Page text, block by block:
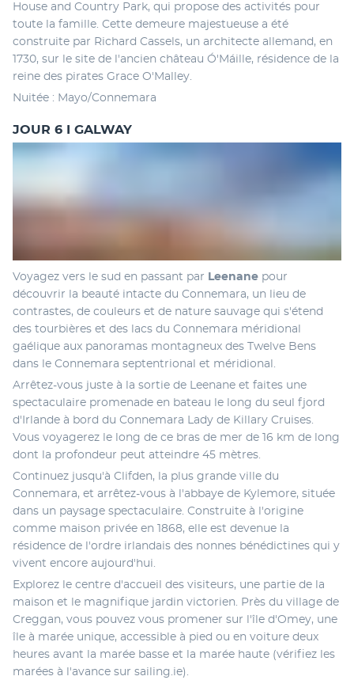
House and Country Park, qui propose des activités pour
toute la famille. Cette demeure majestueuse a été
construite par Richard Cassels, un architecte allemand, en
1730, sur le site de l'ancien château Ó'Máille, résidence de la
reine des pirates Grace O'Malley.
Nuitée : Mayo/Connemara
JOUR 6 I GALWAY
Voyagez vers le sud en passant par Leenane pour
découvrir la beauté intacte du Connemara, un lieu de
contrastes, de couleurs et de nature sauvage qui s'étend
des tourbières et des lacs du Connemara méridional
gaélique aux panoramas montagneux des Twelve Bens
dans le Connemara septentrional et méridional.
Arrêtez-vous juste à la sortie de Leenane et faites une
spectaculaire promenade en bateau le long du seul fjord
d'Irlande à bord du Connemara Lady de Killary Cruises.
Vous voyagerez le long de ce bras de mer de 16 km de long
dont la profondeur peut atteindre 45 mètres.
Continuez jusqu'à Clifden, la plus grande ville du
Connemara, et arrêtez-vous à l'abbaye de Kylemore, située
dans un paysage spectaculaire. Construite à l'origine
comme maison privée en 1868, elle est devenue la
résidence de l'ordre irlandais des nonnes bénédictines qui y
vivent encore aujourd'hui.
Explorez le centre d'accueil des visiteurs, une partie de la
maison et le magnifique jardin victorien. Près du village de
Creggan, vous pouvez vous promener sur l'île d'Omey, une
île à marée unique, accessible à pied ou en voiture deux
heures avant la marée basse et la marée haute (vérifiez les
marées à l'avance sur sailing.ie).